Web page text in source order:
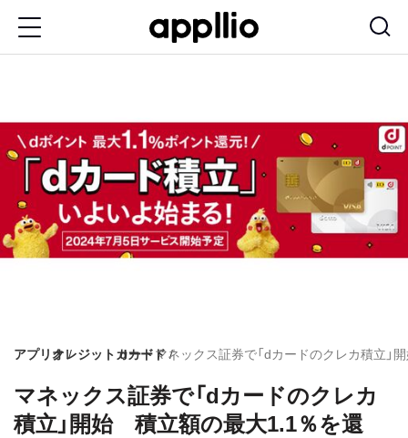
テ
に
アプリオクレジットカード
dカードマネックス証券で「dカードのクレカ積立
マネックス証券で「dカードのクレカ
積立」開始 積立額の最大1.1％を還